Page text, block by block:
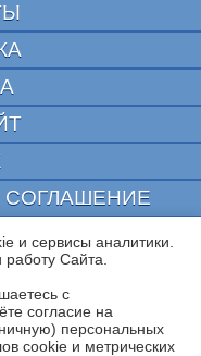
СОГЛАШЕНИЕ
CURATOR
"3ДНьюс" | Свидетельство о
законодательства в сфере
наследия
автора обязательна. Полное
нарушением
и сервисы аналитики.
Cайта.
с
согласие на
персональных
cookie и метрических